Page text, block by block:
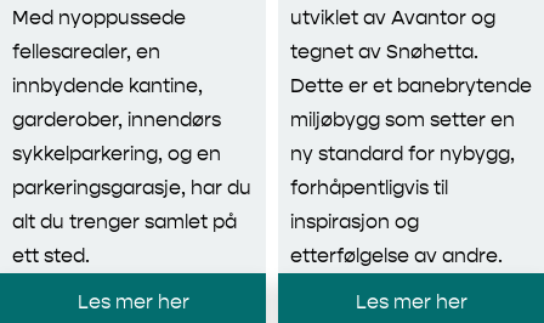
Med nyoppussede
fellesarealer, en
innbydende kantine,
garderober, innendørs
sykkelparkering, og en
parkeringsgarasje, har du
alt du trenger samlet på
ett sted.
Les mer her
utviklet av Avantor og
tegnet av Snøhetta.
Dette er et banebrytende
miljøbygg som setter en
ny standard for nybygg,
forhåpentligvis til
inspirasjon og
etterfølgelse av andre.
Les mer her